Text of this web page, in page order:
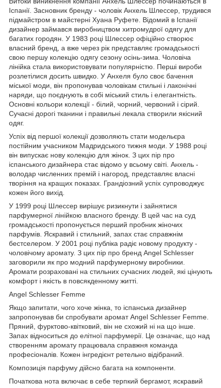
Іспанії. Засновник бренду - чоловік Анхель Шлессер, трудився
підмайстром в майстерні Хуана Руфете. Відомий в Іспанії
дизайнер займався виробництвом хитромудрої одягу для
багатих городян. У 1983 році Шлессер офіційно створює
власний бренд, а вже через рік представляє громадськості
свою першу колекцію одягу сезону осінь-зима. Чоловіча
лінійка стала використовувати популярністю. Перші вироби
розлетілися досить швидко. У Анхеля було своє бачення
міської моди, він пропонував чоловікам стильні і лаконічні
наряди, що поєднують в собі міський стиль і елегантність.
Основні кольори колекції - білий, чорний, червоний і сірий.
Сучасні дорогі тканини і правильні лекала створили якісний
одяг.
Успіх від першої колекції дозволяють стати модельєра
постійним учасником Мадридського тижня моди. У 1988 році
він випускає нову колекцію для жінок. З цих пір про
іспанського дизайнера стає відомо у всьому світі. Анхель -
володар численних премій і нагород, представляє власні
творіння на кращих показах. Грандіозний успіх супроводжує
кожен його вихід.
У 1999 році Шлессер вирішує ризикнути і зайнятися
парфумерної лінійкою власного бренду. В цей час на суд
громадськості пропонується перший пробник жіночих
парфумів. Яскравий і стильний, запах стає справжнім
бестселером. У 2001 році публіка радіє новому продукту -
чоловічому аромату. З цих пір про бренд Angel Schlesser
заговорили як про модний парфумерному виробники.
Аромати розраховані на стильних сучасних людей, які цінують
комфорт і якість в повсякденному житті.
Angel Schlesser Femme
Якщо запитати, чого хоче жінка, то іспанська дизайнер
запропонував би спробувати аромат Angel Schlesser Femme.
Пряний, фурктово-квітковий, він не схожий ні на що інше.
Запах відноситься до елітної парфумерії. Це означає, що над
створенням аромату працювала справжня команда
професіоналів. Кожен інгредієнт ретельно відібраний.
Композиція парфуму дійсно багата на компоненти.
Початкова нота включає в себе терпкий бергамот, яскравий